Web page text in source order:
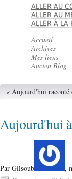
ALLER AU
ALLER AU
ALLER À LA
Accueil
Archives
Mes liens
Ancien Blog
« Aujourd'hui raconté
Aujourd'hui
Par Gilsoub ,